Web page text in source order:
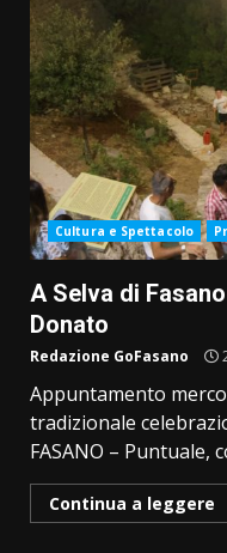
Cultura e Spettacolo
A Selva di
Donato
Redazione GoFasano
Appuntamento
tradizionale
FASANO – Puntuale,
Continua a leggere